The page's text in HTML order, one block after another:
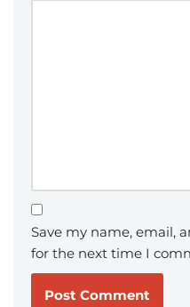
Save my name, email,
for the next time I